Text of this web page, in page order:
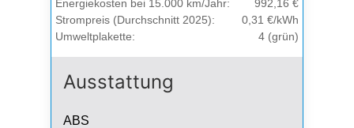
Energiekosten bei 15.000 km/Jahr:
992,16 €
Strompreis (Durchschnitt 2025):
0,31 €/kWh
Umweltplakette:
4 (grün)
Ausstattung
ABS